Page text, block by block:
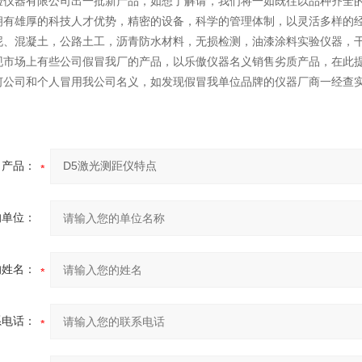
有雄厚的科技人才优势，精密的设备，科学的管理体制，以灵活多样
混凝土，公路土工，沥青防水材料，无损检测，油漆涂料实验仪器
场上有些公司假冒我厂的产品，以乐傲仪器名义销售劣质产品，在
司和个人冒用我公司名义，如发现假冒我单位品牌的仪器厂商一经查
产品：
位：
名：
话：